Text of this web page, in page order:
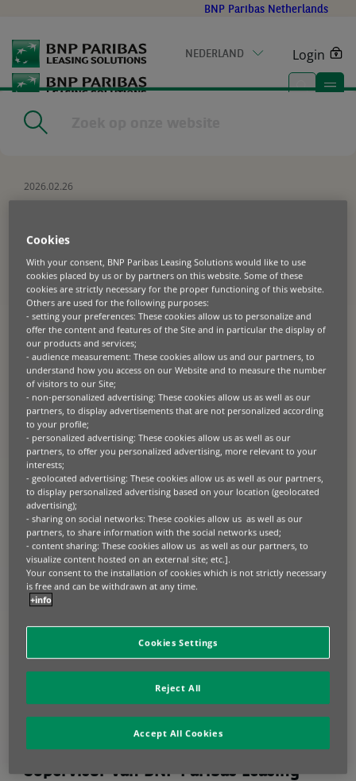
main
content
BNP Paribas Netherlands
NEDERLAND Login
Home
BENOEMT RAF RAMAEKERS ALS NIEUWE CEO VOOR NEDERLAND
2026.02.26
SOLUTIONS BENOEMT RAF
RAMAEKERS ALS NIEUWE
CEO VOOR NEDERLAND EN
BELGIË
Raf Ramaekers is benoemd tot Chief
Executive Officer (CEO) van BNP Paribas
Leasing Solutions in Nederland en
België (BeNe). Hij volgt Marieke van
Zuien op, die benoemd is tot Country
Supervisor van BNP Paribas Leasing
Cookies
With your consent, BNP Paribas Leasing Solutions would like to use
cookies placed by us or by partners on this website. Some of these
cookies are strictly necessary for the proper functioning of this website.
Others are used for the following purposes:
- setting your preferences: These cookies allow us to personalize and
offer the content and features of the Site and in particular the display of
our products and services;
- audience measurement: These cookies allow us and our partners, to
understand how you access on our Website and to measure the number
of visitors to our Site;
- non-personalized advertising: These cookies allow us as well as our
partners, to display advertisements that are not personalized according
to your profile;
- personalized advertising: These cookies allow us as well as our
partners, to offer you personalized advertising, more relevant to your
interests;
- geolocated advertising: These cookies allow us as well as our partners,
to display personalized advertising based on your location (geolocated
advertising);
- sharing on social networks: These cookies allow us as well as our
partners, to share information with the social networks used;
- content sharing: These cookies allow us as well as our partners, to
visualize content hosted on an external site; etc.].
Your consent to the installation of cookies which is not strictly necessary
is free and can be withdrawn at any time.
+info
Cookies Settings
Reject All
Accept All Cookies